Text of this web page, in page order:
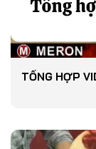
TỔNG HỢP